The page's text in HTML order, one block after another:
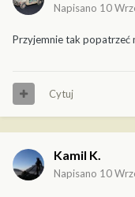
Napisano 10
Przyjemnie tak popatrzeć
Cytuj
Kamil K.
Napisano 10